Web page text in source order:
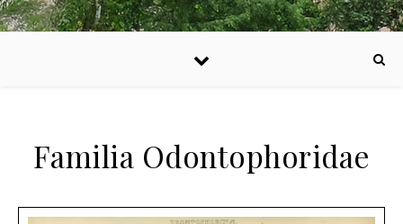
Familia Odontophoridae